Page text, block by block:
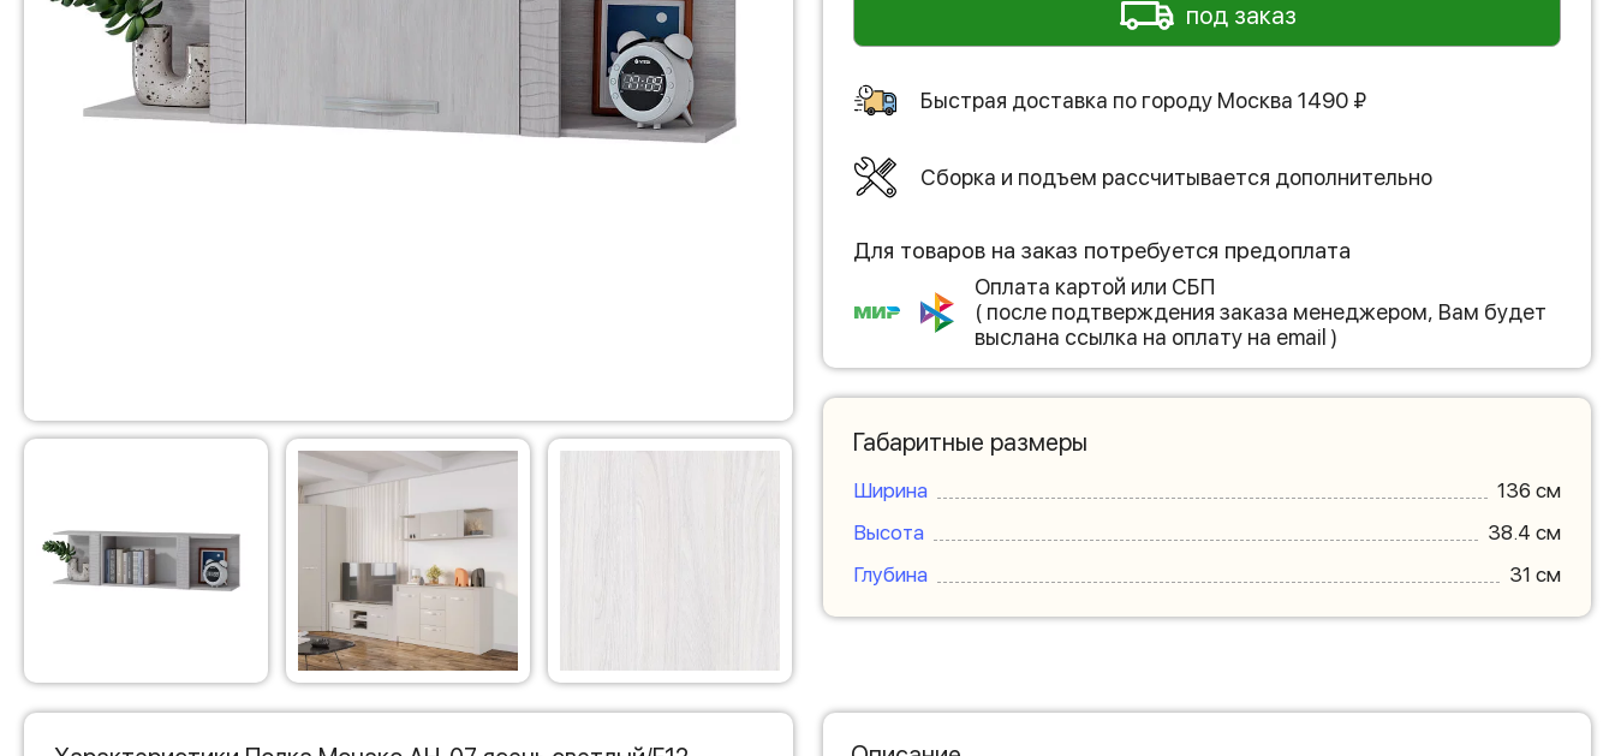
под заказ
Быстрая доставка по городу Москва 1490 ₽
Сборка и подъем рассчитывается дополнительно
Для товаров на заказ потребуется предоплата
Оплата картой или СБП
( после подтверждения заказа менеджером, Вам будет
выслана ссылка на оплату на email )
Габаритные размеры
Ширина
136 см
Высота
38.4 см
Глубина
31 см